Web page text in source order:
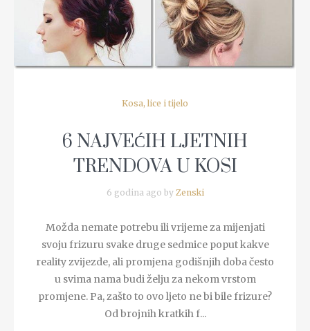
Kosa, lice i tijelo
6 NAJVEĆIH LJETNIH
TRENDOVA U KOSI
6 godina ago by Zenski
Možda nemate potrebu ili vrijeme za mijenjati
svoju frizuru svake druge sedmice poput kakve
reality zvijezde, ali promjena godišnjih doba često
u svima nama budi želju za nekom vrstom
promjene. Pa, zašto to ovo ljeto ne bi bile frizure?
Od brojnih kratkih f...